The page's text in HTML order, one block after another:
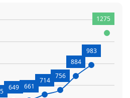
649 661
714
756
884
983
1275